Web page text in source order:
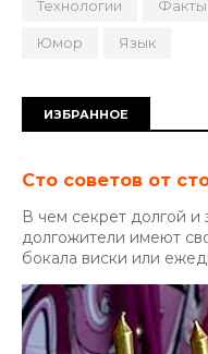
Технологии Факты
Юмор Язык
ИЗБРАННОЕ
Сто советов от
В чем секрет долгой
долгожители имеют
бокала виски или